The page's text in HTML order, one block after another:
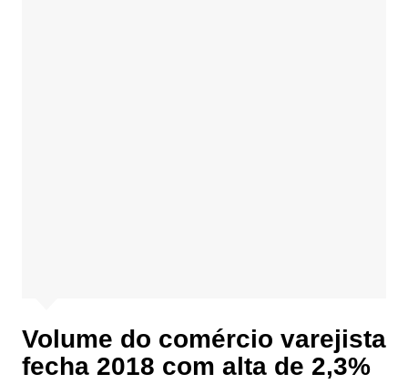
Volume do comércio varejista
fecha 2018 com alta de 2,3%